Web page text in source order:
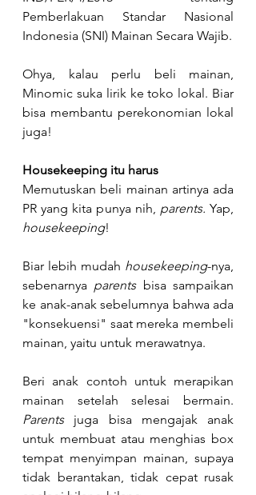
Pemberlakuan Standar Nasional
Indonesia (SNI) Mainan Secara Wajib.
Ohya, kalau perlu beli mainan,
Minomic suka lirik ke toko lokal. Biar
bisa membantu perekonomian lokal
juga!
Housekeeping itu harus
Memutuskan beli mainan artinya ada
PR yang kita punya nih, parents.
housekeeping!
Biar lebih mudah housekeeping-nya,
sebenarnya parents bisa sampaikan
ke anak-anak sebelumnya bahwa ada
"konsekuensi" saat mereka membeli
mainan, yaitu untuk merawatnya.
Beri anak contoh untuk merapikan
Parents juga bisa mengajak anak
untuk membuat atau menghias box
tempat menyimpan mainan, supaya
tidak berantakan, tidak cepat rusak